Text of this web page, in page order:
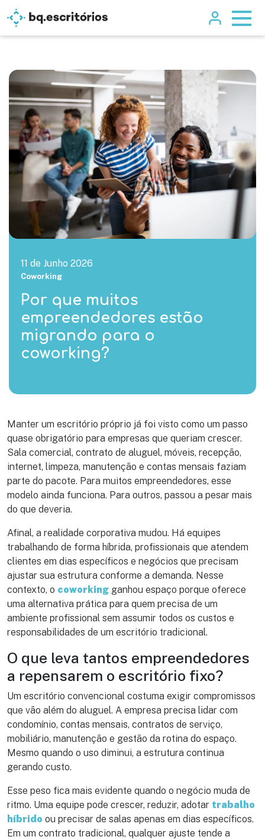
11 de Junho 2026
Coworking
Por que muitos
empreendedores estão
migrando para o
coworking?
Manter um escritório próprio já foi visto como um passo
quase obrigatório para empresas que queriam crescer.
Sala comercial, contrato de aluguel, móveis, recepção,
internet, limpeza, manutenção e contas mensais faziam
parte do pacote. Para muitos empreendedores, esse
modelo ainda funciona. Para outros, passou a pesar mais
do que deveria.
Afinal, a realidade corporativa mudou. Há equipes
trabalhando de forma híbrida, profissionais que atendem
clientes em dias específicos e negócios que precisam
ajustar sua estrutura conforme a demanda. Nesse
contexto, o coworking ganhou espaço porque oferece
uma alternativa prática para quem precisa de um
ambiente profissional sem assumir todos os custos e
responsabilidades de um escritório tradicional.
O que leva tantos empreendedores
a repensarem o escritório fixo?
Um escritório convencional costuma exigir compromissos
que vão além do aluguel. A empresa precisa lidar com
condomínio, contas mensais, contratos de serviço,
mobiliário, manutenção e gestão da rotina do espaço.
Mesmo quando o uso diminui, a estrutura continua
gerando custo.
Esse peso fica mais evidente quando o negócio muda de
ritmo. Uma equipe pode crescer, reduzir, adotar trabalho
híbrido ou precisar de salas apenas em dias específicos.
Em um contrato tradicional, qualquer ajuste tende a